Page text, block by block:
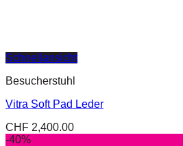
Schnellansicht
Besucherstuhl
Vitra Soft Pad Leder
CHF 2,400.00
-40%